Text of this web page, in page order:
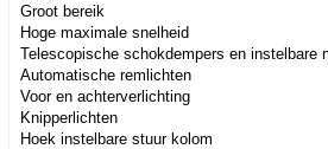
Groot bereik
Hoge maximale snelheid
Telescopische schokdempers en instelbare
Automatische remlichten
Voor en achterverlichting
Knipperlichten
Hoek instelbare stuur kolom